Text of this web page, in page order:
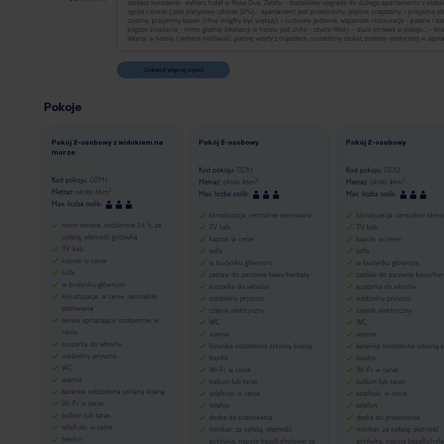
szukasz wyciszenia- wybierz hotel w Nusa Dua. Zalety: - dostaliśmy upgrade do dużego apartamentu z widokiem na
ogród i morze (jako platynowy członek SPG) - apartament jest przestronny, pięknie urządzony, - przyjazna obsługa -
czystny, przyjemny basen (choć mógłby być większy) - cudowne jedzenie, wspaniałe restauracje - pyszne i
bogate śniadania - mimo głośnej lokalizacji w hotelu jest cicho - czysto Wady: - dużo mrówek w pokoju... - brak
lekarza w hotelu (jedynie możliwość płatnej wizyty z dojazdem, musieliśmy szukać pomocy medycznej w
Zobacz więcej opinii
Pokoje
Pokój 2-osobowy z widokiem na
morze
1 /2
Kod pokoju: DZM1
Metraż: około 46m2
Max. liczba osób:
room service: codziennie 24 h, za
opłatą, płatność gotówką
TV kab.
kapcie: w cenie
sofa
w budynku głównym
klimatyzacja: w cenie, centralnie
sterowana
serwis sprzątający: codziennie, w
cenie
suszarka do włosów
oddzielny prysznic
WC
wanna
łazienka oddzielona szklaną ścianą
Wi-Fi: w cenie
balkon lub taras
szlafroki: w cenie
telefon
Pokój 2-osobowy
1 / 4
Kod pokoju: DZX1
Metraż: około 46m2
Max. liczba osób:
klimatyzacja: centralnie sterowana
TV kab.
kapcie: w cenie
sofa
w budynku głównym
zestaw do parzenia kawy/herbaty
suszarka do włosów
oddzielny prysznic
czajnik elektryczny
WC
wanna
łazienka oddzielona szklaną ścianą
biurko
Wi-Fi: w cenie
balkon lub taras
szlafroki: w cenie
telefon
deska do prasowania
minibar: za opłatą, płatność
gotówką, napoje bezalkoholowe: za
Pokój 2-osobowy
1 / 1
Kod pokoju: DZX2
Metraż: około 46m2
Max. liczba osób:
klimatyzacja: centralnie
TV kab.
kapcie: w cenie
sofa
w budynku głównym
zestaw do parzenia kawy/
suszarka do włosów
oddzielny prysznic
czajnik elektryczny
WC
wanna
łazienka oddzielona szklaną
biurko
Wi-Fi: w cenie
balkon lub taras
szlafroki: w cenie
telefon
deska do prasowania
minibar: za opłatą, płatność
gotówką, napoje